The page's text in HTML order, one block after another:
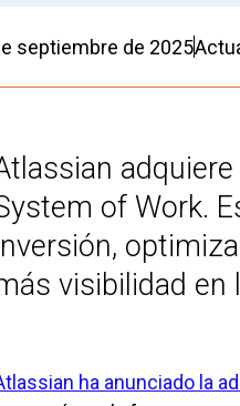
septiembre de 2025
of Work.
visibilidad en
ha anunciado la